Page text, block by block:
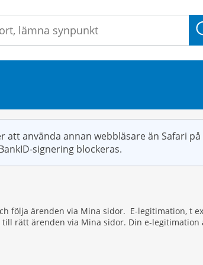
att använda annan webbläsare än Safari
signering blockeras.
följa ärenden via Mina sidor. E-legitimation, t
rätt ärenden via Mina sidor. Din e-